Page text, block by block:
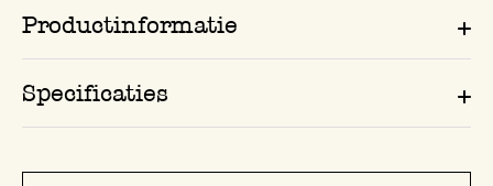
Productinformatie
Specificaties